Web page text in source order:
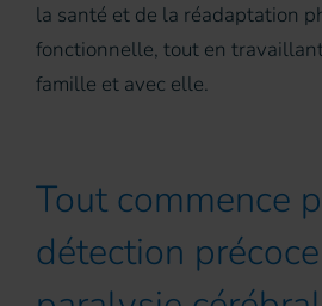
la santé et de la réadaptation
fonctionnelle, tout en
famille et avec elle.
Tout commence
détection